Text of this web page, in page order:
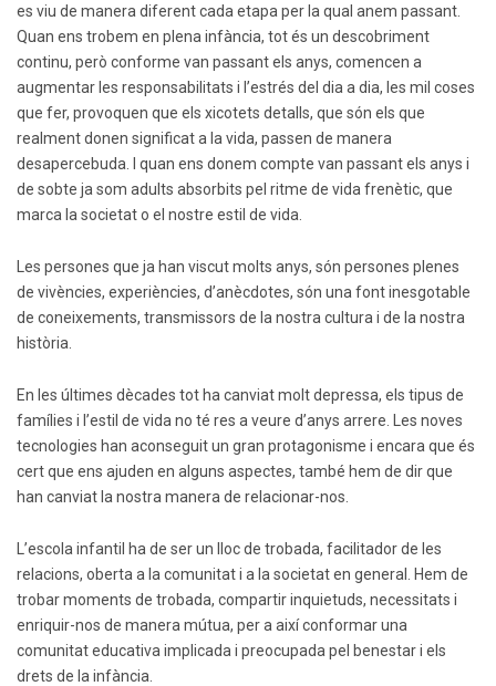
es viu de manera diferent cada etapa per la qual anem passant.
Quan ens trobem en plena infància, tot és un descobriment
continu, però conforme van passant els anys, comencen a
augmentar les responsabilitats i l’estrés del dia a dia, les mil coses
que fer, provoquen que els xicotets detalls, que són els que
realment donen significat a la vida, passen de manera
desapercebuda. I quan ens donem compte van passant els anys i
de sobte ja som adults absorbits pel ritme de vida frenètic, que
marca la societat o el nostre estil de vida.
Les persones que ja han viscut molts anys, són persones plenes
de vivències, experiències, d’anècdotes, són una font inesgotable
de coneixements, transmissors de la nostra cultura i de la nostra
història.
En les últimes dècades tot ha canviat molt depressa, els tipus de
famílies i l’estil de vida no té res a veure d’anys arrere. Les noves
tecnologies han aconseguit un gran protagonisme i encara que és
cert que ens ajuden en alguns aspectes, també hem de dir que
han canviat la nostra manera de relacionar-nos.
L’escola infantil ha de ser un lloc de trobada, facilitador de les
relacions, oberta a la comunitat i a la societat en general. Hem de
trobar moments de trobada, compartir inquietuds, necessitats i
enriquir-nos de manera mútua, per a així conformar una
comunitat educativa implicada i preocupada pel benestar i els
drets de la infància.